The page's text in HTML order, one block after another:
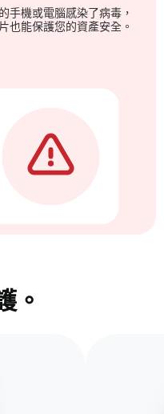
手機或電腦感染了病毒，
也能保護您的資產安全。
。